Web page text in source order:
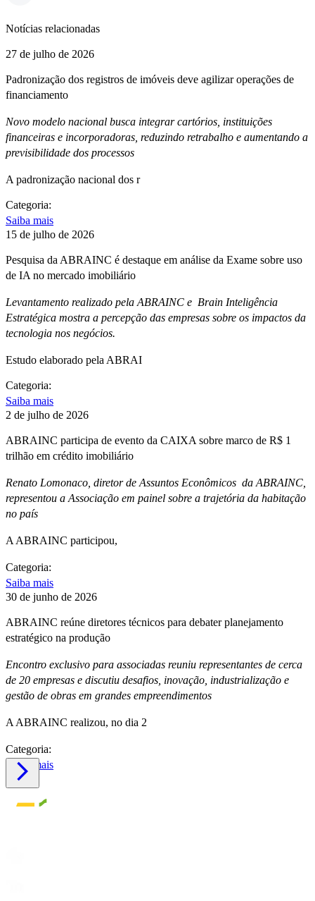
Notícias relacionadas
27 de julho de 2026
Padronização dos registros de imóveis deve agilizar operações de
financiamento
Novo modelo nacional busca integrar cartórios, instituições
financeiras e incorporadoras, reduzindo retrabalho e aumentando a
previsibilidade dos processos
A padronização nacional dos r
Categoria:
Saiba mais
15 de julho de 2026
Pesquisa da ABRAINC é destaque em análise da Exame sobre uso
de IA no mercado imobiliário
Levantamento realizado pela ABRAINC e Brain Inteligência
Estratégica mostra a percepção das empresas sobre os impactos da
tecnologia nos negócios.
Estudo elaborado pela ABRAI
Categoria:
Saiba mais
2 de julho de 2026
ABRAINC participa de evento da CAIXA sobre marco de R$ 1
trilhão em crédito imobiliário
Renato Lomonaco, diretor de Assuntos Econômicos da ABRAINC,
representou a Associação em painel sobre a trajetória da habitação
no país
A ABRAINC participou,
Categoria:
Saiba mais
30 de junho de 2026
ABRAINC reúne diretores técnicos para debater planejamento
estratégico na produção
Encontro exclusivo para associadas reuniu representantes de cerca
de 20 empresas e discutiu desafios, inovação, industrialização e
gestão de obras em grandes empreendimentos
A ABRAINC realizou, no dia 2
Categoria:
Saiba mais
